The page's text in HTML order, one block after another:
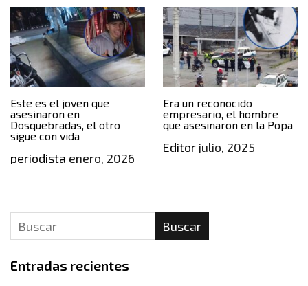
Este es el joven que
asesinaron en
Dosquebradas, el otro
sigue con vida
periodista enero, 2026
Era un reconocido
empresario, el hombre
que asesinaron en la Popa
Editorjulio, 2025
Buscar
Entradas recientes